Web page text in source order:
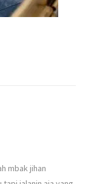
mbak jihan